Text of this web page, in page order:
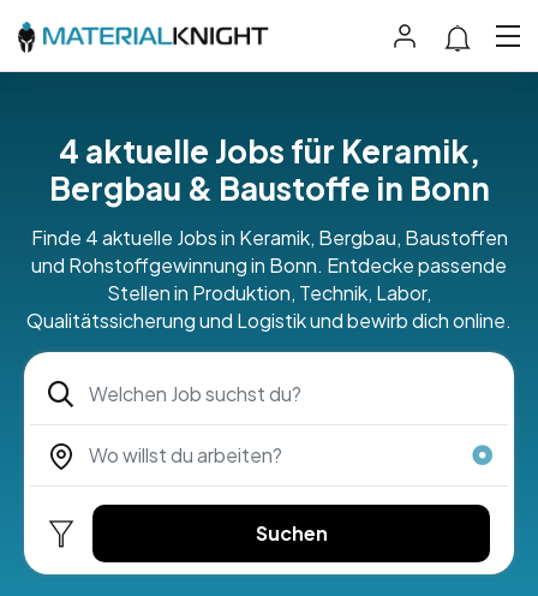
4 aktuelle Jobs für Keramik,
Bergbau & Baustoffe in Bonn
Finde 4 aktuelle Jobs in Keramik, Bergbau, Baustoffen
und Rohstoffgewinnung in Bonn. Entdecke passende
Stellen in Produktion, Technik, Labor,
Qualitätssicherung und Logistik und bewirb dich online.
Suchen